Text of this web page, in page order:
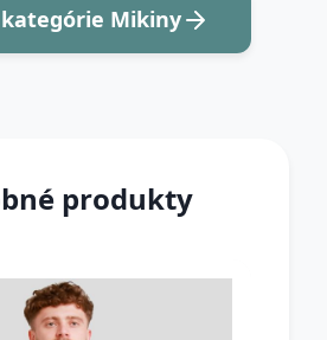
kategórie Mikiny
produkty